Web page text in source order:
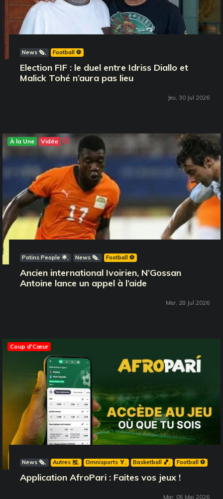
News 🗞️ Football ⚽️
Election FIF : le duel entre Idriss Diallo et
Malick Tohé n’aura pas lieu
Jeu, 30 Jul 2026
À la Une Vidéo
Potins People 🌟 News 🗞️ Football ⚽️
Ancien international Ivoirien, N’Gossan
Antoine lance un appel à l’aide
Mar, 28 Jul 2026
Coup d'Cœur
News 🗞️ Autres 🎽 Omnisports 🏅 Basketball 🏀 Football ⚽️
Application AfroPari : Faites vos jeux !
Mar, 05 Mai 2026